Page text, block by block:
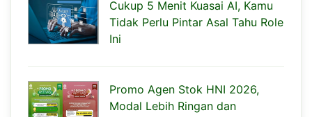
Cukup 5 Menit Kuasai AI, Kamu
Tidak Perlu Pintar Asal Tahu Role
Ini
Promo Agen Stok HNI 2026,
Modal Lebih Ringan dan